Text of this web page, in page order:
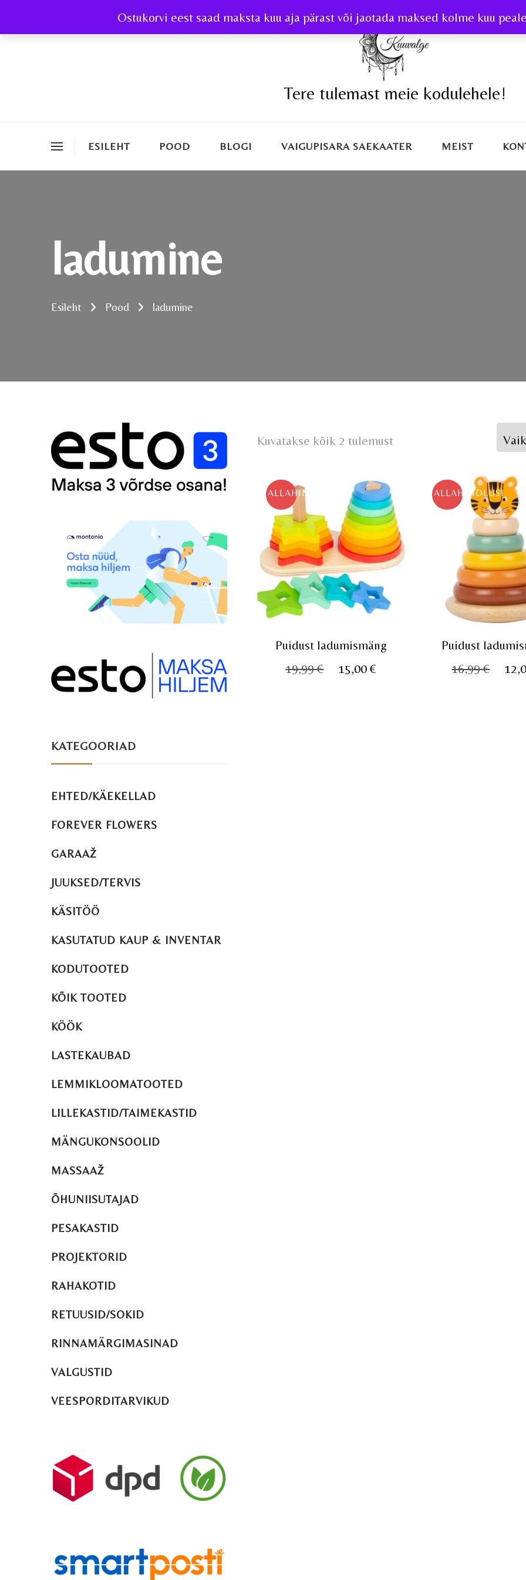
Ostukorvi eest saad maksta kuu aja pärast või jaotada maksed kolme kuu
Tere tulemast meie kodulehele!
ESILEHT POOD BLOGI VAIGUPISARA SAEKAATER MEIST
ladumine
Esileht Pood ladumine
Kuvatakse kõik 2 tulemust
ALLAHINDLUS!
Puidust ladumismäng
19,99€
Algne
15,00€
ALLAHINDLUS!
Puidust
16,99€
KATEGOORIAD
EHTED/KÄEKELLAD
FOREVER FLOWERS
GARAAŽ
JUUKSED/TERVIS
KÄSITÖÖ
KASUTATUD KAUP & INVENTAR
KODUTOOTED
KÕIK TOOTED
KÖÖK
LASTEKAUBAD
LEMMIKLOOMATOOTED
LILLEKASTID/TAIMEKASTID
MÄNGUKONSOOLID
MASSAAŽ
ÕHUNIISUTAJAD
PESAKASTID
PROJEKTORID
RAHAKOTID
RETUUSID/SOKID
RINNAMÄRGIMASINAD
VALGUSTID
VEESPORDITARVIKUD